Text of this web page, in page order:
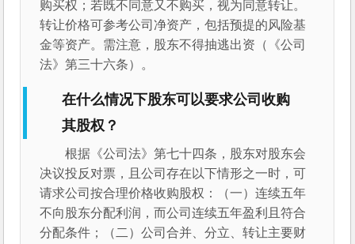
购买权；若既不同意又不购买，视为同意转让。
转让价格可参考公司净资产，包括预提的风险基
金等资产。需注意，股东不得抽逃出资（《公司
法》第三十六条）。
在什么情况下股东可以要求公司收购
其股权？
根据《公司法》第七十四条，股东对股东会
决议投反对票，且公司存在以下情形之一时，可
请求公司按合理价格收购股权：（一）连续五年
不向股东分配利润，而公司连续五年盈利且符合
分配条件；（二）公司合并、分立、转让主要财